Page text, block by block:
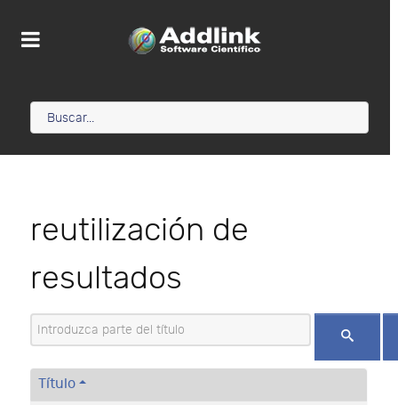
reutilización de
resultados
Introduzca parte del título
Título